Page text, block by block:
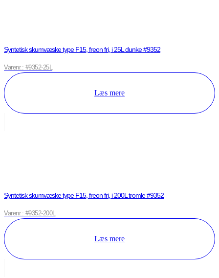
Syntetisk skumvæske type F15, freon fri, i 25L dunke #9352
Varenr.: #9352-25L
Læs mere
Syntetisk skumvæske type F15, freon fri, i 200L tromle #9352
Varenr.: #9352-200L
Læs mere